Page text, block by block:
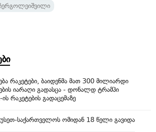
რაკეტები, ბაიდენმა მათ 300 მილიარდი
იარაღი გადასცა - დონალდ ტრამპი
რაკეტების გადაცემაზე
საქართველოს ომიდან 18 წელი გავიდა